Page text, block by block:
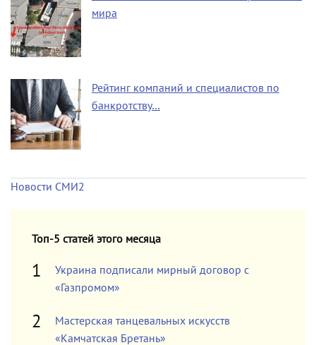
мира
Рейтинг компаний и специалистов по
банкротству…
Новости СМИ2
Топ-5 статей этого месяца
Украина подписали мирный договор с
«Газпромом»
Мастерская танцевальных искусств
«Камчатская Бретань»